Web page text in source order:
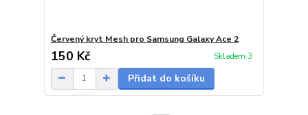
Červený kryt Mesh pro Samsung Galaxy Ace 2
150 Kč Skladem 3
Přidat do košíku